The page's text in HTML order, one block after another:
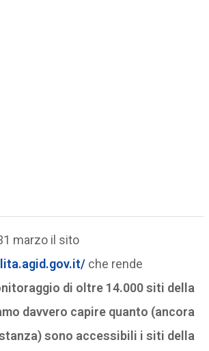
marzo il sito
che rende
di oltre 14.000 siti della
davvero capire quanto (ancora
sono accessibili i siti della